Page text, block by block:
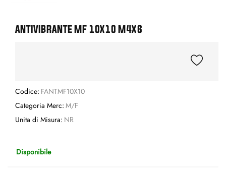
ANTIVIBRANTE MF 10X10 M4X6
Codice: FANTMF10X10
Categoria Merc: M/F
Unita di Misura: NR
Disponibile